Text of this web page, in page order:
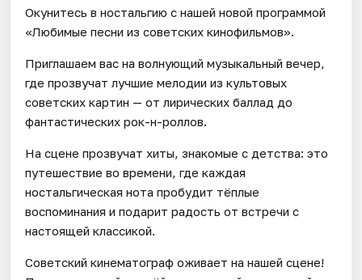
Окунитесь в ностальгию с нашей новой программой
«Любимые песни из советских кинофильмов».
Приглашаем вас на волнующий музыкальный вечер,
где прозвучат лучшие мелодии из культовых
советских картин — от лирических баллад до
фантастических рок-н-роллов.
На сцене прозвучат хиты, знакомые с детства: это
путешествие во времени, где каждая
ностальгическая нота пробудит тёплые
воспоминания и подарит радость от встречи с
настоящей классикой.
Советский кинематограф оживает на нашей сцене!